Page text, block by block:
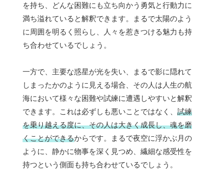
を持ち、どんな困難にも立ち向かう勇気と行動力に
満ち溢れていると解釈できます。まるで太陽のよう
に周囲を明るく照らし、人々を惹きつける魅力も持
ち合わせているでしょう。
一方で、主要な惑星が光を失い、まるで影に隠れて
しまったかのように見える場合、その人は人生の航
海において様々な困難や試練に遭遇しやすいと解釈
できます。これは必ずしも悪いことではなく、 試練
を乗り越える度に、その人は大きく成長し、魂を磨
くことができるからです。まるで夜空に浮かぶ月の
ように、静かに物事を深く見つめ、繊細な感受性を
持つという側面も持ち合わせているでしょう。